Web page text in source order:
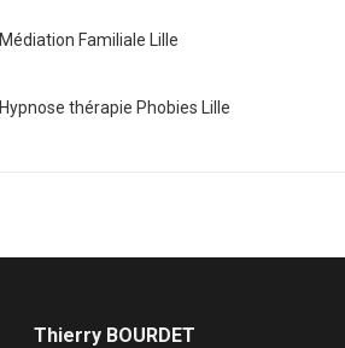
Médiation Familiale Lille
Hypnose thérapie Phobies Lille
Thierry BOURDET